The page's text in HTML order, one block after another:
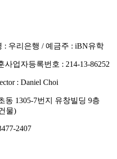
: 우리은행 / 예금주 : iBN유학
사업자등록번호 : 214-13-86252
: Daniel Choi
동 1305-7번지 유창빌딩 9층
물)
2407